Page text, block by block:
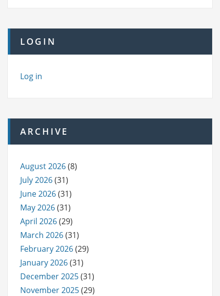
LOGIN
Log in
ARCHIVE
August 2026(8)
July 2026(31)
June 2026(31)
May 2026(31)
April 2026(29)
March 2026(31)
February 2026(29)
January 2026(31)
December 2025(31)
November 2025(29)